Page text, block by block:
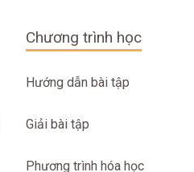
Chương trình học
Hướng dẫn bài tập
Giải bài tập
Phương trình hóa học